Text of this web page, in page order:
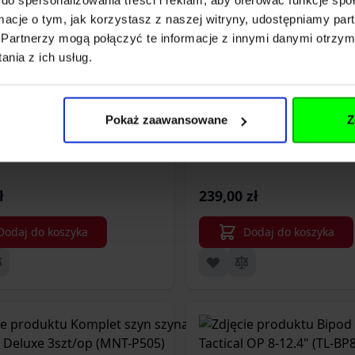
o tym, jak korzystasz z naszej witryny, udostępniamy
mogą połączyć te informacje z innymi danymi
z ich usług.
Pokaż zaawansowane
jednoczęściowy wysoki Leapers
1"/11 mm
do koszyka
Bipod Leapers
10.2" (TL-
239,00 zł
Dodaj do koszyka